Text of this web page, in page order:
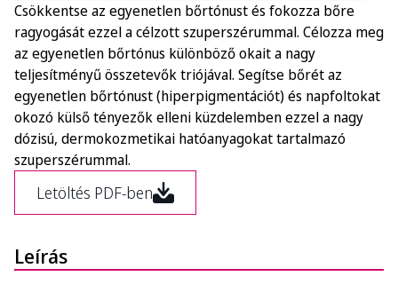
Csökkentse az egyenetlen bőrtónust és fokozza bőre
ragyogását ezzel a célzott szuperszérummal. Célozza meg
az egyenetlen bőrtónus különböző okait a nagy
teljesítményű összetevők triójával. Segítse bőrét az
egyenetlen bőrtónust (hiperpigmentációt) és napfoltokat
okozó külső tényezők elleni küzdelemben ezzel a nagy
dózisú, dermokozmetikai hatóanyagokat tartalmazó
szuperszérummal.
Letöltés PDF-ben
Leírás